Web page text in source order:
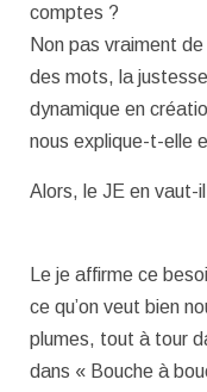
comptes ?
Non pas vraiment
des mots, la
dynamique en
nous explique-t-elle
Alors, le JE en vaut-
Le je affirme ce
ce qu’on veut bien
plumes, tout à tour
dans « Bouche à